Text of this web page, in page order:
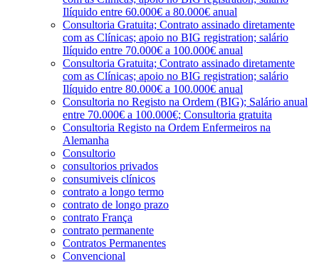
Ilíquido entre 60.000€ a 80.000€ anual
Consultoria Gratuita; Contrato assinado diretamente
com as Clínicas; apoio no BIG registration; salário
Ilíquido entre 70.000€ a 100.000€ anual
Consultoria Gratuita; Contrato assinado diretamente
com as Clínicas; apoio no BIG registration; salário
Ilíquido entre 80.000€ a 100.000€ anual
Consultoria no Registo na Ordem (BIG); Salário anual
entre 70.000€ a 100.000€; Consultoria gratuita
Consultoria Registo na Ordem Enfermeiros na
Alemanha
Consultorio
consultorios privados
consumiveis clínicos
contrato a longo termo
contrato de longo prazo
contrato França
contrato permanente
Contratos Permanentes
Convencional